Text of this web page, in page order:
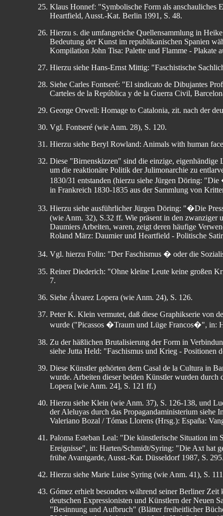
Klaus Honnef: "Symbolische Form als anschauliches
Heartfield, Ausst.-Kat. Berlin 1991, S. 48.
Hierzu s. die umfangreiche Quellensammlung in
Bedeutung der Kunst im republikanischen Spanien
Kompilation John Tisa: Palette und Flamme - Plakate
Hierzu siehe Hans-Ernst Mittig: "Faschistische
Siehe Carles Fontseré: "El sindicato de Dibujantes
Carteles de la República y de la Guerra Civil,
George Orwell: Homage to Catalonia, zit. nach der
Vgl. Fontseré (wie Anm. 28), S. 120.
Hierzu siehe Beryl Rowland: Animals with human
Diese "Birnenskizzen" sind die einzige, eigenhändige
um die reaktionäre Politik der Julimonarchie zu
1830/31 entstanden (hierzu siehe Jürgen Döring:
in Frankreich 1830-1835 aus der Sammlung von
Hierzu siehe ausführlicher Jürgen Döring: "�Die
(wie Anm. 32), S.32 ff. Wie präsent in den zwanziger
Daumiers Arbeiten, waren, zeigt deren häufige
Roland März: Daumier und Heartfield - Politische
Vgl. hierzu Folin: "Der Faschismus � oder die
Reiner Diederich: "Ohne kleine Leute keine großen
7.
Siehe Álvarez Lopera (wie Anm. 24), S. 126.
Peter K. Klein vermutet, daß diese Graphikserie von
wurde ("Picassos �Traum und Lüge Francos�", in:
Zu der häßlichen Brutalisierung der Form in
siehe Jutta Held: "Faschismus und Krieg - Positionen
Diese Künstler gehörten dem Casal de la Cultura in
wurde. Arbeiten dieser beiden Künstler wurden
Lopera [wie Anm. 24], S. 121 ff.)
Hierzu siehe Klein (wie Anm. 37), S. 126-138, und
der Aleluyas durch das Propagandaministerium
Valeriano Bozal / Tómas Llorens (Hrsg.): España:
Paloma Esteban Leal: "Die künstlerische Situation im
Ereignisse", in: Harten/Schmidt/Syring: "Die Axt hat
frühe Avantgarde, Ausst.-Kat. Düsseldorf 1987, S.
Hierzu siehe Marie Luise Syring (wie Anm. 41), S.
Gómez erhielt besonders während seiner Berliner
deutschen Expressionisten und Künstlern der Neuen
"Besinnung und Aufbruch" (Blätter freiheitlicher